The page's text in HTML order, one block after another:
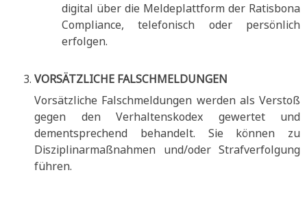
digital über die Meldeplattform der Ratisbona
Compliance, telefonisch oder persönlich
erfolgen.
VORSÄTZLICHE FALSCHMELDUNGEN
Vorsätzliche Falschmeldungen werden als Verstoß
gegen den Verhaltenskodex gewertet und
dementsprechend behandelt. Sie können zu
Disziplinarmaßnahmen und/oder Strafverfolgung
führen.